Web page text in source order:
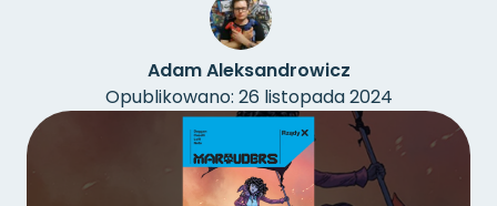
Adam Aleksandrowicz
Opublikowano: 26 listopada 2024